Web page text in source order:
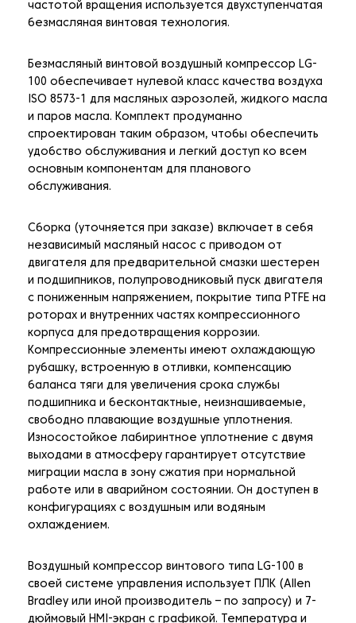
частотой вращения используется двухступенчатая
безмасляная винтовая технология.
Безмасляный винтовой воздушный компрессор LG-
100 обеспечивает нулевой класс качества воздуха
ISO 8573-1 для масляных аэрозолей, жидкого масла
и паров масла. Комплект продуманно
спроектирован таким образом, чтобы обеспечить
удобство обслуживания и легкий доступ ко всем
основным компонентам для планового
обслуживания.
Сборка (уточняется при заказе) включает в себя
независимый масляный насос с приводом от
двигателя для предварительной смазки шестерен
и подшипников, полупроводниковый пуск двигателя
с пониженным напряжением, покрытие типа PTFE на
роторах и внутренних частях компрессионного
корпуса для предотвращения коррозии.
Компрессионные элементы имеют охлаждающую
рубашку, встроенную в отливки, компенсацию
баланса тяги для увеличения срока службы
подшипника и бесконтактные, неизнашиваемые,
свободно плавающие воздушные уплотнения.
Износостойкое лабиринтное уплотнение с двумя
выходами в атмосферу гарантирует отсутствие
миграции масла в зону сжатия при нормальной
работе или в аварийном состоянии. Он доступен в
конфигурациях с воздушным или водяным
охлаждением.
Воздушный компрессор винтового типа LG-100 в
своей системе управления использует ПЛК (Allen
Bradley или иной производитель – по запросу) и 7-
дюймовый HMI-экран с графикой. Температура и